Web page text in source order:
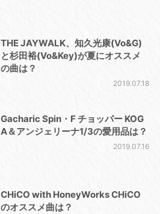
THE JAYWALK、知久光康(Vo&G)
と杉田裕(Vo&Key)が夏にオススメ
の曲は？
2019.07.18
Gacharic Spin・F チョッパー KOG
A＆アンジェリーナ1/3の愛用品は？
2019.07.16
CHiCO with HoneyWorks CHiCO
のオススメ曲は？